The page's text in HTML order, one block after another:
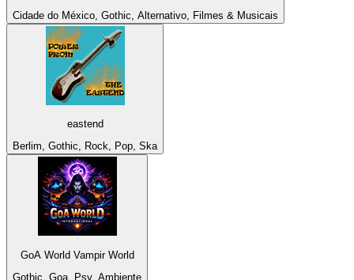
Cidade do México, Gothic, Alternativo, Filmes & Musicais
eastend
Berlim, Gothic, Rock, Pop, Ska
GoA World Vampir World
Gothic, Goa, Psy, Ambiente